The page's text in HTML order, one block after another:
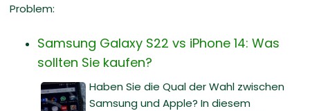
Problem:
Samsung Galaxy S22 vs iPhone 14: Was
sollten Sie kaufen?
Haben Sie die Qual der Wahl zwischen
Samsung und Apple? In diesem